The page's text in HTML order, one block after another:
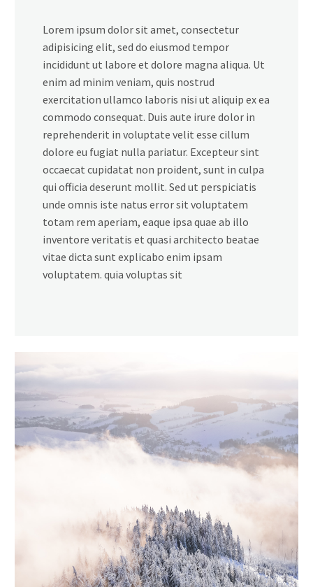
Lorem ipsum dolor sit amet, consectetur
adipisicing elit, sed do eiusmod tempor
incididunt ut labore et dolore magna aliqua. Ut
enim ad minim veniam, quis nostrud
exercitation ullamco laboris nisi ut aliquip ex ea
commodo consequat. Duis aute irure dolor in
reprehenderit in voluptate velit esse cillum
dolore eu fugiat nulla pariatur. Excepteur sint
occaecat cupidatat non proident, sunt in culpa
qui officia deserunt mollit. Sed ut perspiciatis
unde omnis iste natus error sit voluptatem
totam rem aperiam, eaque ipsa quae ab illo
inventore veritatis et quasi architecto beatae
vitae dicta sunt explicabo enim ipsam
voluptatem. quia voluptas sit